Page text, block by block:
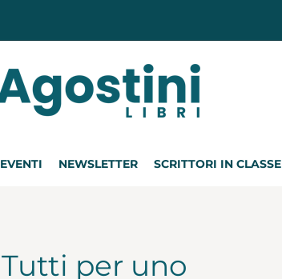
EVENTI NEWSLETTER SCRITTORI IN CLASSE
Tutti per uno